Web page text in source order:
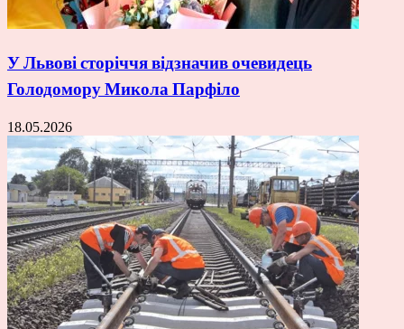
У Львові сторіччя відзначив очевидець
Голодомору Микола Парфіло
18.05.2026